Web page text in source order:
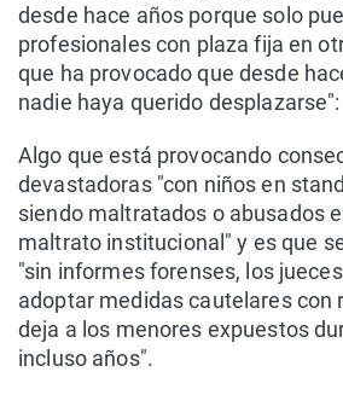
desde hace años porque solo
profesionales con plaza fija en
que ha provocado que desde
nadie haya querido desplazarse":
Algo que está provocando
devastadoras "con niños en
siendo maltratados o abusados
maltrato institucional" y es que
"sin informes forenses, los
adoptar medidas cautelares con
deja a los menores expuestos
incluso años".